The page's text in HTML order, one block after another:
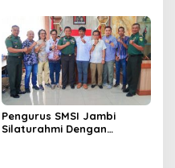
Pengurus SMSI Jambi
Silaturahmi Dengan